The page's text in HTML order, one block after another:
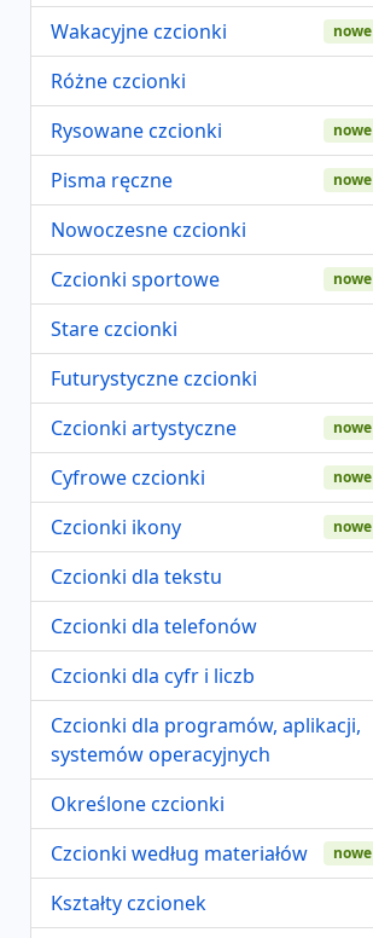
Wakacyjne czcionki
nowe
Różne czcionki
Rysowane czcionki
nowe
Pisma ręczne nowe
Nowoczesne czcionki
Czcionki sportowe
nowe
Stare czcionki
Futurystyczne czcionki
Czcionki artystyczne
nowe
Cyfrowe czcionki nowe
Czcionki ikony nowe
Czcionki dla tekstu
Czcionki dla telefonów
Czcionki dla cyfr i liczb
Czcionki dla programów, aplikacji,
systemów operacyjnych
Określone czcionki
Czcionki według materiałów
nowe
Kształty czcionek